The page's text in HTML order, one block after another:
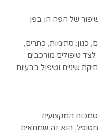
של הפה הן בפן
כגון: סתימות, כתרים,
לצד טיפולים מורכבים
שיניים וטיפול בבעיות
המקצועית
הוא זה שמתאים